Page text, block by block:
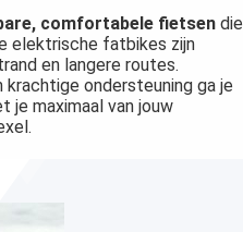
comfortabele fietsen die
elektrische fatbikes zijn
en langere routes.
krachtige ondersteuning ga je
je maximaal van jouw